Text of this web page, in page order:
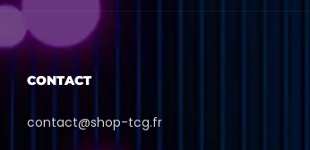
CONTACT
contact@shop-tcg.fr